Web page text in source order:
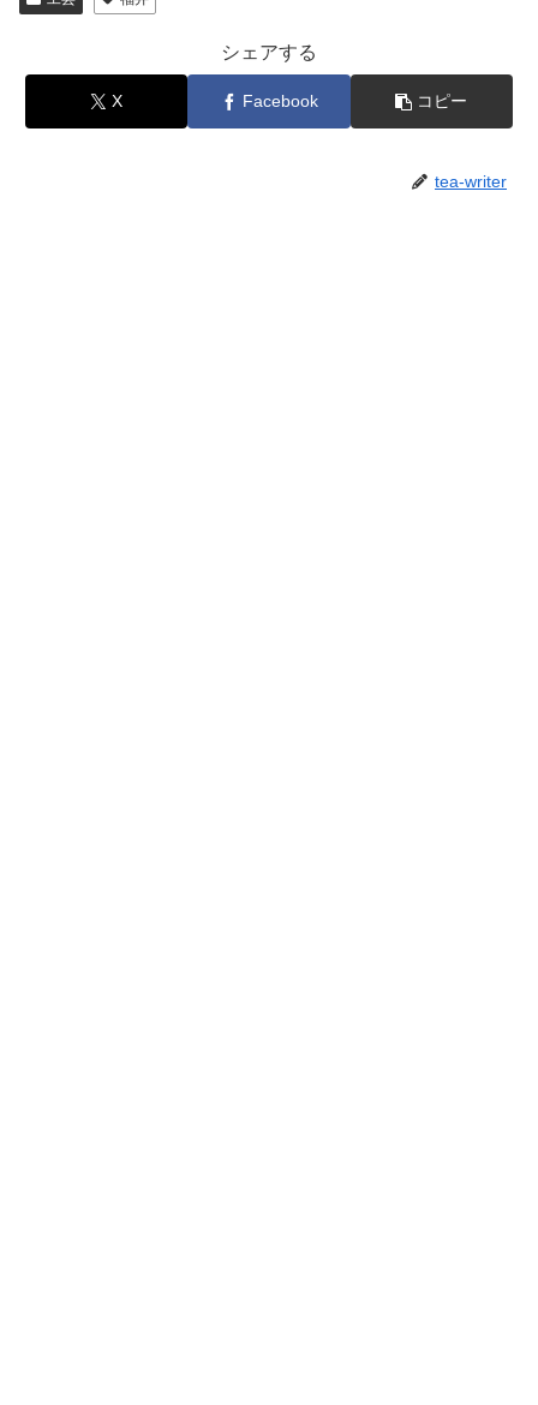
シェアする
X Facebook コピー
tea-writer